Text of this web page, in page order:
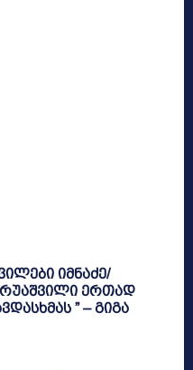
იმნაძე/
ერთად
” – გიგა